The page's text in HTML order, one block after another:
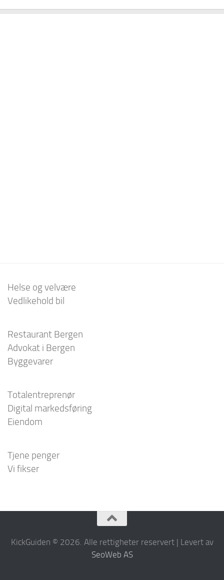
Helse og velvære
Vedlikehold bil
Restaurant Bergen
Advokat i Bergen
Byggevarer
Totalentreprenør
Digital markedsføring
Eiendom
Tjene penger
Vi fikser
KickGuiden © 2026. Alle rettigheter reservert | Levert av
SeoWeb AS